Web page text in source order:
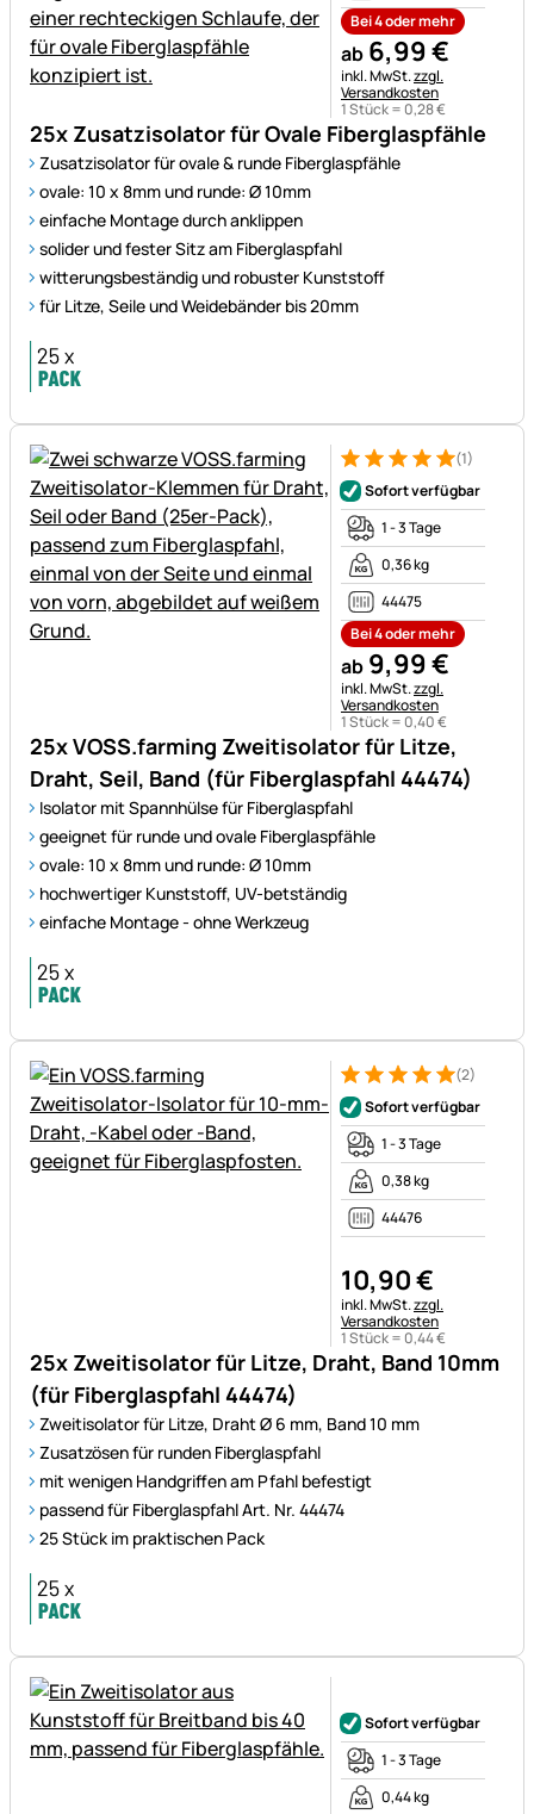
25x Zusatzisolator für Ovale Fiberglaspfähle
Zusatzisolator für ovale & runde Fiberglaspfähle
ovale: 10 x 8mm und runde: Ø 10mm
einfache Montage durch anklippen
solider und fester Sitz am Fiberglaspfahl
witterungsbeständig und robuster Kunststoff
für Litze, Seile und Weidebänder bis 20mm
Bei 4 oder mehr
ab 6,99€
Steuerhinweis:
inkl. MwSt.zzgl.
Versandkosten
1 Stück = 0,28€
25x VOSS.farming Zweitisolator für Litze,
Draht, Seil, Band (für Fiberglaspfahl 44474)
Isolator mit Spannhülse für Fiberglaspfahl
geeignet für runde und ovale Fiberglaspfähle
ovale: 10 x 8mm und runde: Ø 10mm
hochwertiger Kunststoff, UV-betständig
einfache Montage - ohne Werkzeug
Bewertung: 5 von 5 (1
1 Bewertung
(1)
Sofort verfügbar
1 - 3 Tage
0,36 kg
44475
Bei 4 oder mehr
ab 9,99€
Steuerhinweis:
inkl. MwSt.zzgl.
Versandkosten
1 Stück = 0,40€
25x Zweitisolator für Litze, Draht, Band 10mm
(für Fiberglaspfahl 44474)
Zweitisolator für Litze, Draht Ø 6 mm, Band 10 mm
Zusatzösen für runden Fiberglaspfahl
mit wenigen Handgriffen am Pfahl befestigt
passend für Fiberglaspfahl Art. Nr. 44474
25 Stück im praktischen Pack
Bewertung: 5 von 5 (2
2 Bewertungen
(2)
Sofort verfügbar
1 - 3 Tage
0,38 kg
44476
10,90€
Steuerhinweis:
inkl. MwSt.zzgl.
Versandkosten
1 Stück = 0,44€
Sofort verfügbar
1 - 3 Tage
0,44 kg